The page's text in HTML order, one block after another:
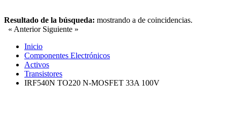
Resultado de la búsqueda: mostrando a de coincidencias.
« Anterior Siguiente »
Inicio
Componentes Electrónicos
Activos
Transistores
IRF540N TO220 N-MOSFET 33A 100V